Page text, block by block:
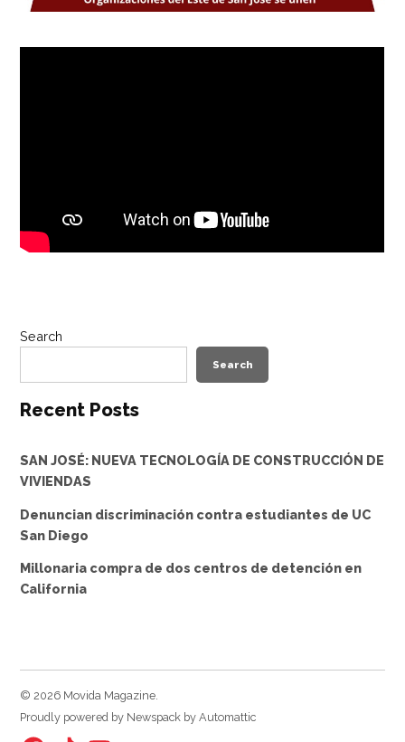
Search
Search
Recent Posts
SAN JOSÉ: NUEVA TECNOLOGÍA DE CONSTRUCCIÓN DE
VIVIENDAS
Denuncian discriminación contra estudiantes de UC
San Diego
Millonaria compra de dos centros de detención en
California
© 2026 Movida Magazine.
Proudly powered by Newspack by Automattic